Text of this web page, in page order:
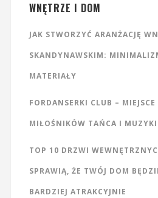
WNĘTRZE I DOM
JAK STWORZYĆ ARANŻACJĘ
SKANDYNAWSKIM:
MATERIAŁY
FORDANSERKI CLUB –
MIŁOŚNIKÓW TAŃCA I MUZYKI
TOP 10 DRZWI
SPRAWIĄ, ŻE TWÓJ DOM
BARDZIEJ ATRAKCYJNIE